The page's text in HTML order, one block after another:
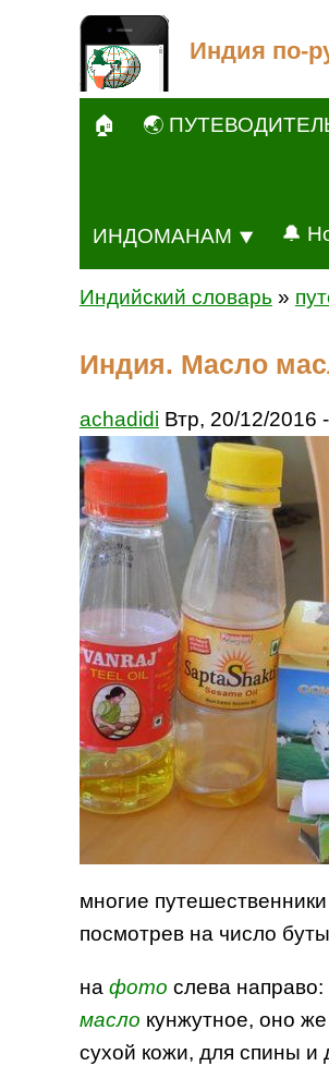
Индия по-
🏠 🌏
ИНДОМАНАМ ⯆ 🔔
Индийский словарь »
Индия. Масло
achadidi Втр, 20/12/2016
многие
посмотрев на число
на фото слева направо:
масло кунжутное, оно
сухой кожи, для спины и